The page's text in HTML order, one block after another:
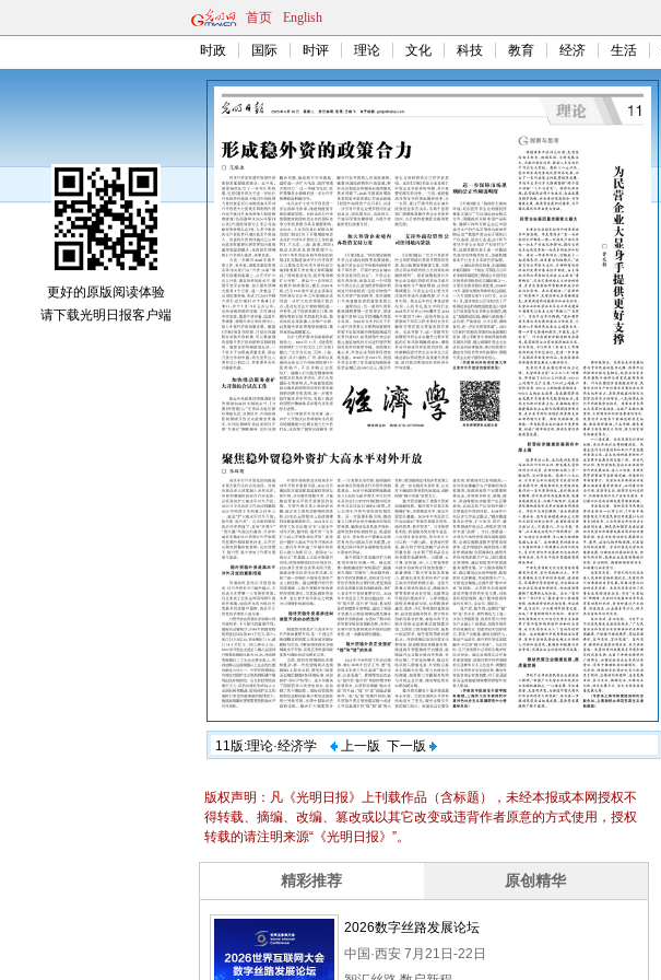
首页 English
时政 国际 时评 理论 文化 科技 教育 经济 生活
11版:理论·经济学 上一版 下一版
更好的原版阅读体验
请下载光明日报客户端